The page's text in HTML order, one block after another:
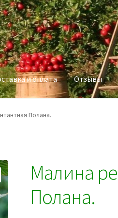
и оплата Отзывы
Полана.
Малина
Полана.